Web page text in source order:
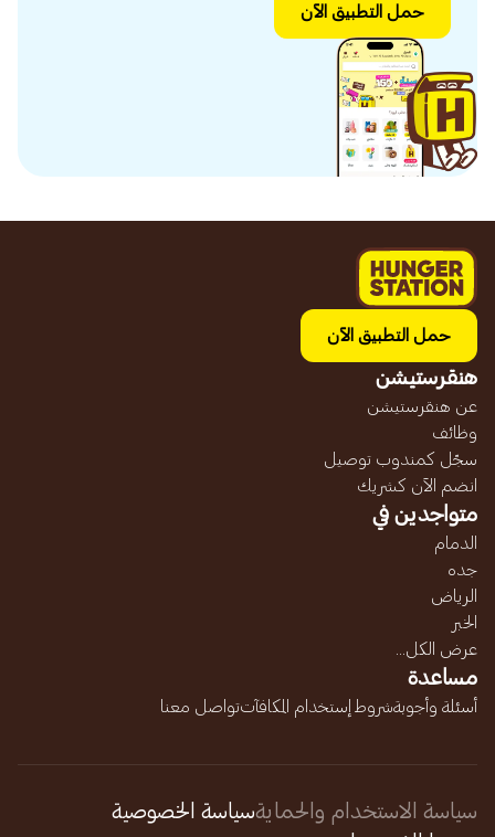
حمل التطبيق الآن
حمل التطبيق الآن
هنقرستيشن
عن هنقرستيشن
وظائف
سجّل كمندوب توصيل
انضم الآن كشريك
متواجدين في
الدمام
جده
الرياض
الخبر
عرض الكل...
مساعدة
أسئلة وأجوبةشروط إستخدام المكافآتتواصل معنا
سياسة الاستخدام والحمايةسياسة الخصوصية